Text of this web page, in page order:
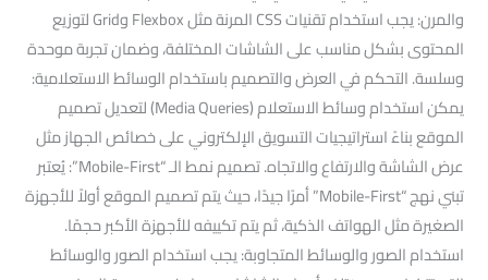
والمرن: يجب استخدام تقنيات CSS المرنة مثل Flexbox وGrid لتوزيع
المحتوى بشكل مناسب على الشاشات المختلفة، وضمان تجربة موحدة
وسلسة. التحكم في العرض والتصميم باستخدام الوسائط الاستعلامية:
يمكن استخدام وسائط الاستعلام (Media Queries) لتعديل تصميم
الموقع بناءً استراتيجيات التسويق الإلكتروني على خصائص الجهاز مثل
عرض الشاشة والارتفاع والاتجاه. تصميم نمط الـ “Mobile-First”: يُعتبر
تبني نهج “Mobile-First” أمرًا جيدًا، حيث يتم تصميم الموقع أولاً للأجهزة
الصغيرة مثل الهواتف الذكية، ثم يتم تكييفه للأجهزة الأكبر حجمًا.
استخدام الصور والوسائط المتجاوبة: يجب استخدام الصور والوسائط